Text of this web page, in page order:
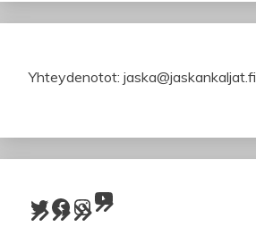
Yhteydenotot: jaska@jaskankaljat.fi
Twitter Facebook InstagramYouTube